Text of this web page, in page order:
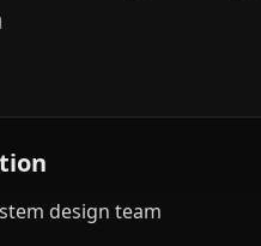
design team